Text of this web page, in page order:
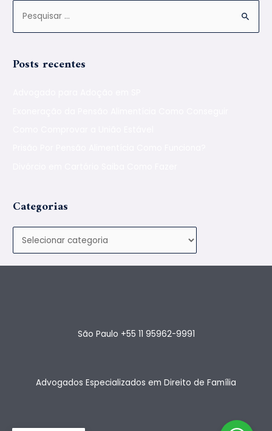
Posts recentes
Categorias
São Paulo +55 11 95962-9991
Advogados Especializados em Direito de Família